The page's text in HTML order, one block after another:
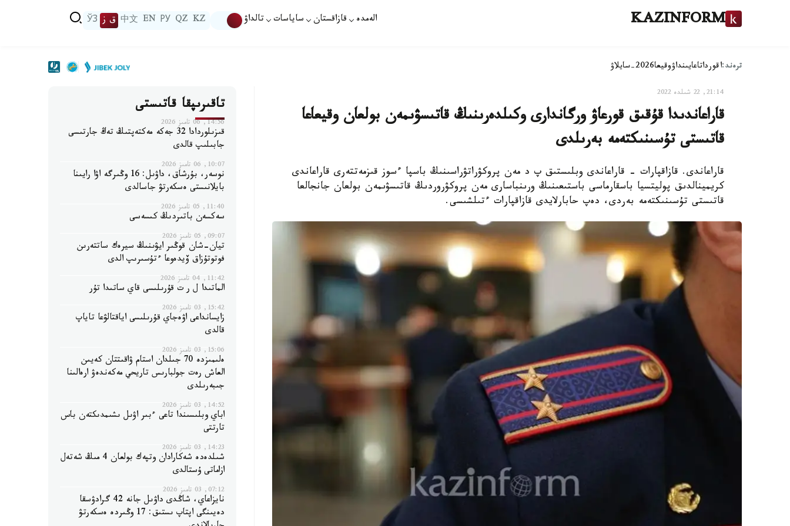
KAZINFORM الەمدە قازاقستان ساياسات تالداۋ KZ
QZ
РУ
EN
中文 ق ز ЎЗ
ترەند:اقورداتاعايىنداۋوقيعا2026-سايلاۋ
21:14, 22 شىلدە 2022
قاراعاندىدا قۇقىق قورعاۋ ورگاندارى وكىلدەرىنىڭ قاتىسۋىمەن بولعان وقيعاعا
قاتىستى تۇسىنىكتەمە بەرىلدى
قاراعاندى. قازاقپارات - قاراعاندى وبلىستىق پ د مەن پروكۋراتۋراسىنىڭ باسپا ءسوز قىزمەتتەرى قاراعاندى
كريمينالدىق پوليتسيا باسقارماسى باستىعىنىڭ ورىنباسارى مەن پروكۋروردىڭ قاتىسۋىمەن بولعان جانجالعا
قاتىستى تۇسىنىكتەمە بەردى، دەپ حابارلايدى قازاقپارات ءتىلشىسى.
تاقىرىپقا قاتىستى
14:56, 06 تامىز 2026
قىزىلوردادا 32 جەكە مەكتەپتىڭ تەڭ جارتىسى
جابىلىپ قالدى
10:07, 06 تامىز 2026
نوسەر، بۇرشاق، داۋىل: 16 وڭىرگە اۋا رايىنا
بايلانىستى ەسكەرتۋ جاسالدى
11:40, 05 تامىز 2026
سەكسەن باتىردىڭ كىسەسى
09:07, 05 تامىز 2026
تيان-شان قوڭىر ايۋىنىڭ سيرەك ساتتەرىن
فوتوتۇزاق ۆيدەوعا ءتۇسىرىپ الدى
11:42, 04 تامىز 2026
الماتىدا ل ر ت قۇرىلىسى قاي ساتىدا تۇر
15:42, 03 تامىز 2026
زايسانداعى اۋەجاي قۇرىلىسى اياقتالۋعا تاياپ
قالدى
15:06, 03 تامىز 2026
ەلىمىزدە 70 جىلدان استام ۋاقىتتان كەيىن
العاش رەت جولبارىس تاريحي مەكەندەۋ ارەالىنا
جىبەرىلدى
14:52, 03 تامىز 2026
اباي وبلىسىندا تاعى ءبىر اۋىل ىشىمدىكتەن باس
تارتتى
14:23, 03 تامىز 2026
شىلدەدە شەكارادان وتپەك بولعان 4 مىڭ شەتەل
ازاماتى ۇستالدى
07:12, 03 تامىز 2026
نايزاعاي، شاڭدى داۋىل جانە 42 گرادۋسقا
دەيىنگى اپتاپ ىستىق: 17 وڭىردە ەسكەرتۋ